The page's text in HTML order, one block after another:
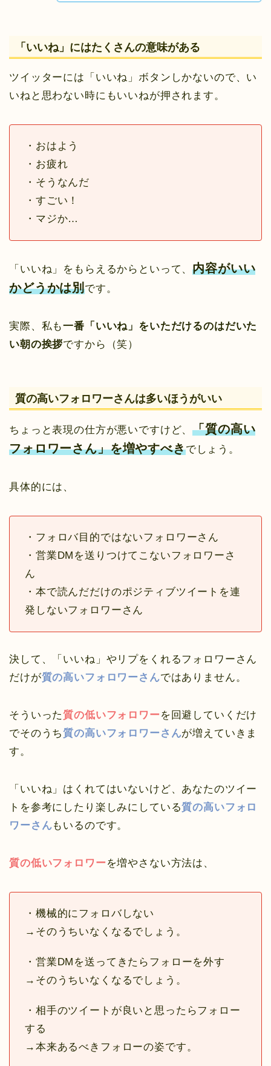
「いいね」にはたくさんの意味がある
ツイッターには「いいね」ボタンしかないので、い
いねと思わない時にもいいねが押されます。
・おはよう
・お疲れ
・そうなんだ
・すごい！
・マジか…
「いいね」をもらえるからといって、内容がいい
かどうかは別です。
実際、私も一番「いいね」をいただけるのはだいた
い朝の挨拶ですから（笑）
質の高いフォロワーさんは多いほうがいい
ちょっと表現の仕方が悪いですけど、「質の高い
フォロワーさん」を増やすべきでしょう。
具体的には、
・フォロバ目的ではないフォロワーさん
・営業DMを送りつけてこないフォロワーさ
ん
・本で読んだだけのポジティブツイートを連
発しないフォロワーさん
決して、「いいね」やリプをくれるフォロワーさん
だけが質の高いフォロワーさんではありません。
そういった質の低いフォロワー を回避していくだけ
でそのうち質の高いフォロワーさんが増えていきま
す。
「いいね」はくれてはいないけど、あなたのツイー
トを参考にしたり楽しみにしている質の高いフォロ
ワーさんもいるのです。
質の低いフォロワー を増やさない方法は、
・機械的にフォロバしない
→そのうちいなくなるでしょう。
・営業DMを送ってきたらフォローを外す
→そのうちいなくなるでしょう。
・相手のツイートが良いと思ったらフォロー
する
→本来あるべきフォローの姿です。